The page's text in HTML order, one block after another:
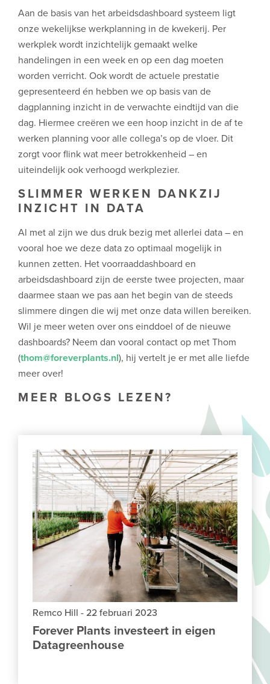
Aan de basis van het arbeidsdashboard systeem ligt
onze wekelijkse werkplanning in de kwekerij. Per
werkplek wordt inzichtelijk gemaakt welke
handelingen in een week en op een dag moeten
worden verricht. Ook wordt de actuele prestatie
gepresenteerd én hebben we op basis van de
dagplanning inzicht in de verwachte eindtijd van die
dag. Hiermee creëren we een hoop inzicht in de af te
werken planning voor alle collega’s op de vloer. Dit
zorgt voor flink wat meer betrokkenheid – en
uiteindelijk ook verhoogd werkplezier.
SLIMMER WERKEN DANKZIJ
INZICHT IN DATA
Al met al zijn we dus druk bezig met allerlei data – en
vooral hoe we deze data zo optimaal mogelijk in
kunnen zetten. Het voorraaddashboard en
arbeidsdashboard zijn de eerste twee projecten, maar
daarmee staan we pas aan het begin van de steeds
slimmere dingen die wij met onze data willen bereiken.
Wil je meer weten over ons einddoel of de nieuwe
dashboards? Neem dan vooral contact op met Thom
(thom@foreverplants.nl), hij vertelt je er met alle liefde
meer over!
MEER BLOGS LEZEN?
Remco Hill - 22 februari 2023
Forever Plants investeert in eigen
Datagreenhouse